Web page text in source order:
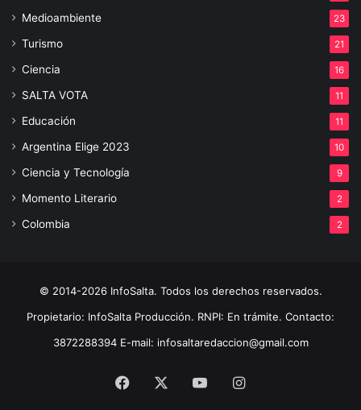
Medioambiente 23
Turismo 21
Ciencia 16
SALTA VOTA 11
Educación 11
Argentina Elige 2023 10
Ciencia y Tecnología 9
Momento Literario 2
Colombia 2
© 2014-2026 InfoSalta. Todos los derechos reservados.
Propietario: InfoSalta Producción. RNPI: En trámite. Contacto:
3872288394 E-mail: infosaltaredaccion@gmail.com
Facebook YouTubeInstagram